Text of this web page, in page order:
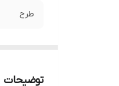
طرح
توضیحات